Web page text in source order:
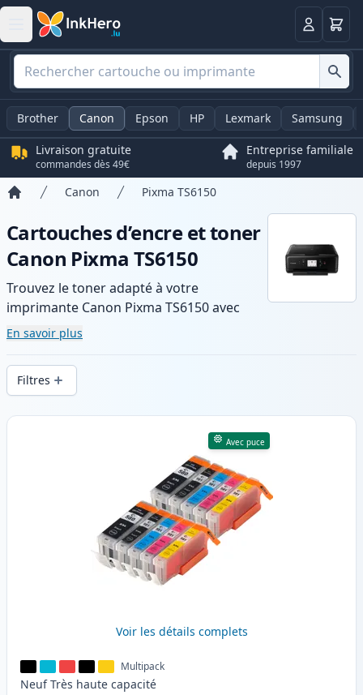
Panier
Brother Canon Epson HP Lexmark Samsung
Livraison gratuite
commandes dès 49€
Entreprise familiale
depuis 1997
Canon Pixma TS6150
Cartouches d’encre et toner
Canon Pixma TS6150
Trouvez le toner adapté à votre
imprimante Canon Pixma TS6150 avec
notre gamme de cartouches compatibles
et haute capacité. Profitez d’une qualité
d’impression constante et d’une livraison
rapide depuis un stock local en .
En savoir plus
Filtres
Produits
Avec puce
Voir les détails complets
Multipack
Neuf Très haute capacité